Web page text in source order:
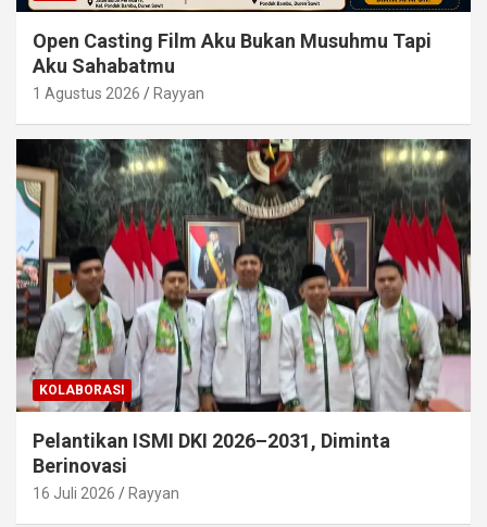
Open Casting Film Aku Bukan Musuhmu Tapi
Aku Sahabatmu
1 Agustus 2026 Rayyan
KOLABORASI
Pelantikan ISMI DKI 2026–2031, Diminta
Berinovasi
16 Juli 2026 Rayyan